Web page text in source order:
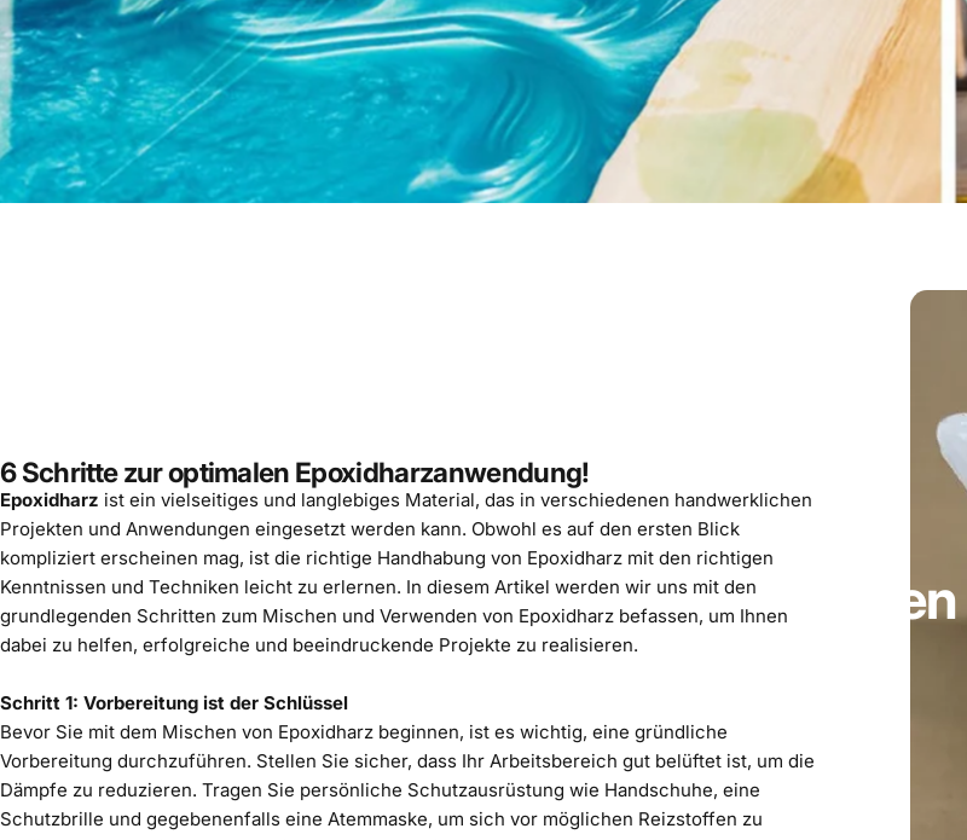
EpoxidharzoptimalMischen
6 Schritte zur optimalen Epoxidharzanwendung!
Epoxidharz ist ein vielseitiges und langlebiges Material, das in verschiedenen handwerklichen
Projekten und Anwendungen eingesetzt werden kann. Obwohl es auf den ersten Blick
kompliziert erscheinen mag, ist die richtige Handhabung von Epoxidharz mit den richtigen
Kenntnissen und Techniken leicht zu erlernen. In diesem Artikel werden wir uns mit den
grundlegenden Schritten zum Mischen und Verwenden von Epoxidharz befassen, um Ihnen
dabei zu helfen, erfolgreiche und beeindruckende Projekte zu realisieren.
Schritt 1: Vorbereitung ist der Schlüssel
Bevor Sie mit dem Mischen von Epoxidharz beginnen, ist es wichtig, eine gründliche
Vorbereitung durchzuführen. Stellen Sie sicher, dass Ihr Arbeitsbereich gut belüftet ist, um die
Dämpfe zu reduzieren. Tragen Sie persönliche Schutzausrüstung wie Handschuhe, eine
Schutzbrille und gegebenenfalls eine Atemmaske, um sich vor möglichen Reizstoffen zu